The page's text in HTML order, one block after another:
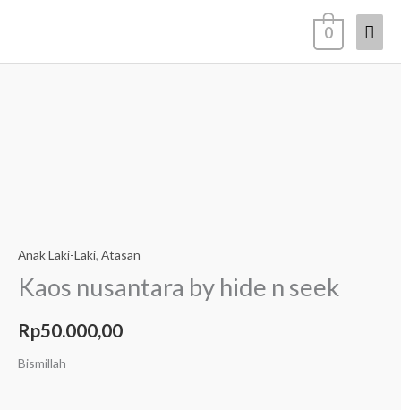
0
Anak Laki-Laki, Atasan
Kaos nusantara by hide n seek
Rp50.000,00
Bismillah
seek